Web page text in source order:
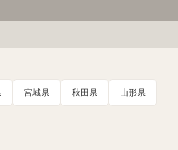
宮城県 秋田県 山形県